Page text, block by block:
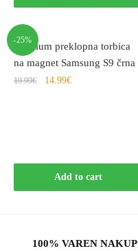
-25%
Premium preklopna torbica
na magnet Samsung S9 črna
19.99€ 14.99€
Add to cart
100% VAREN NAKUP